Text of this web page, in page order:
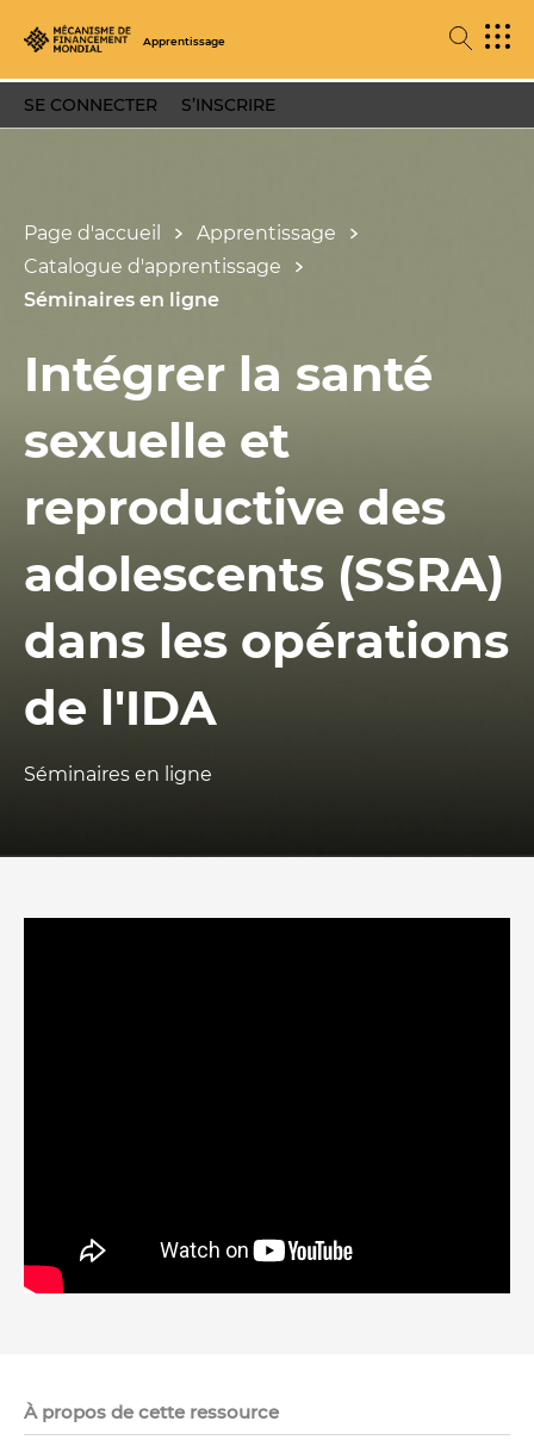
Apprentissage
SE CONNECTER S’INSCRIRE
Page d'accueil
Apprentissage
Catalogue d'apprentissage
Séminaires en ligne
Intégrer la santé
sexuelle et
reproductive des
adolescents (SSRA)
dans les opérations
de l'IDA
Séminaires en ligne
À propos de cette ressource